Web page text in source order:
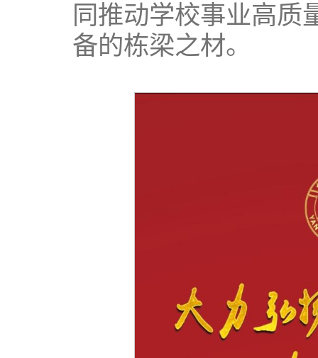
同推动学校事业高质
备的栋梁之材。